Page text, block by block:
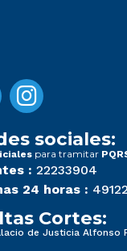
sociales:
para tramitar
: 22233904
24 horas : 49122
Cortes:
de Justicia Alfonso